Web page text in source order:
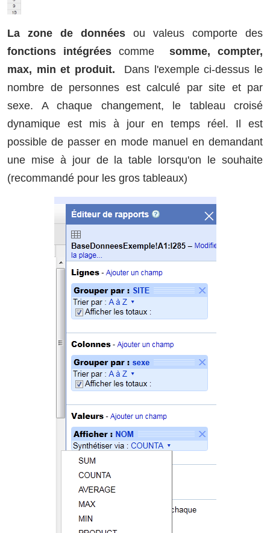
La zone de données ou valeus comporte des
fonctions intégréescomme somme, compter,
max, min et produit. Dans l'exemple ci-dessus le
nombre de personnes est calculé par site et par
sexe. A chaque changement, le tableau croisé
dynamique est mis à jour en temps réel. Il est
possible de passer en mode manuel en demandant
une mise à jour de la table lorsqu'on le souhaite
(recommandé pour les gros tableaux)